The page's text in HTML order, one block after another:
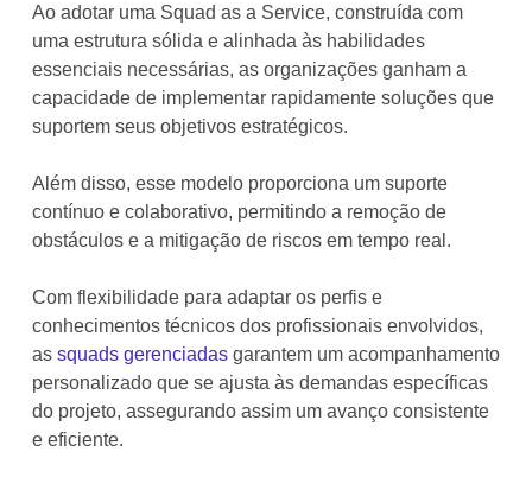
Ao adotar uma Squad as a Service, construída com
uma estrutura sólida e alinhada às habilidades
essenciais necessárias, as organizações ganham a
capacidade de implementar rapidamente soluções que
suportem seus objetivos estratégicos.
Além disso, esse modelo proporciona um suporte
contínuo e colaborativo, permitindo a remoção de
obstáculos e a mitigação de riscos em tempo real.
Com flexibilidade para adaptar os perfis e
conhecimentos técnicos dos profissionais envolvidos,
as squads gerenciadas garantem um acompanhamento
personalizado que se ajusta às demandas específicas
do projeto, assegurando assim um avanço consistente
e eficiente.